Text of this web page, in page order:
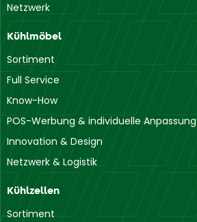
Netzwerk
Kühlmöbel
Sortiment
Full Service
Know-How
POS-Werbung & individuelle Anpassung
Innovation & Design
Netzwerk & Logistik
Kühlzellen
Sortiment